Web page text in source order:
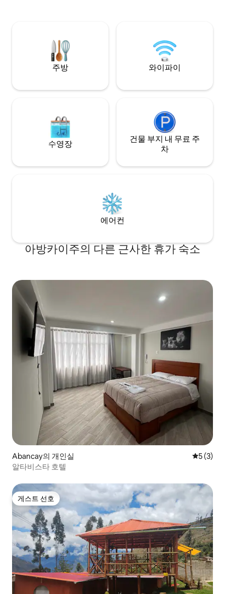
(Ollantaytambo)에서(1시간 30분) 또는 포
로이(Poroy)에서(1시간 15분) 마추픽추로
주방 와이파이
수영장
건물 부지 내 무료 주
차
에어컨
아방카이주의 다른 근사한 휴가 숙소
Abancay의 개인실 평점 5점
5 (3)
알타비스타 호텔
게스트 선호
게스트 선호